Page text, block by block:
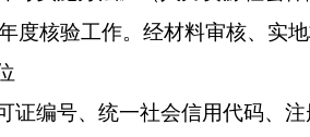
度核验工作。经材料审核、实
证编号、统一社会信用代码、注